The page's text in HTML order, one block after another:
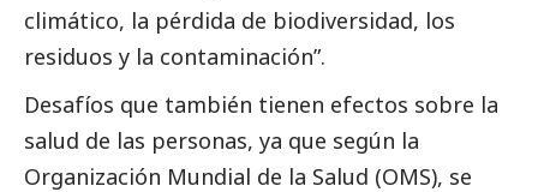
climático, la pérdida de biodiversidad, los
residuos y la contaminación”.
Desafíos que también tienen efectos sobre la
salud de las personas, ya que según la
Organización Mundial de la Salud (OMS), se